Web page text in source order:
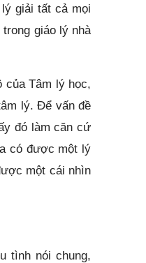
giải tất cả mọi
giáo lý nhà
của Tâm lý học,
lý. Để vấn đề
đó làm căn cứ
có được một lý
một cái nhìn
tình nói chung,